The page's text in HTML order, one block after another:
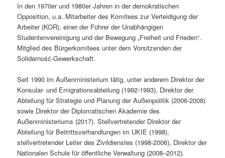
In den 1970er und 1980er Jahren in der demokratischen
Opposition, u.a. Mitarbeiter des Komitees zur Verteidigung der
Arbeiter (KOR), einer der Führer der Unabhängigen
Studentenvereinigung und der Bewegung „Freiheit und Frieden“.
Mitglied des Bürgerkomitees unter dem Vorsitzenden der
Solidarność-Gewerkschaft.
Seit 1990 im Außenministerium tätig, unter anderem Direktor der
Konsular- und Emigrationsabteilung (1992-1993), Direktor der
Abteilung für Strategie und Planung der Außenpolitik (2006-2008)
sowie Direktor der Diplomatischen Akademie des
Außenministeriums (2017). Stellvertretender Direktor der
Abteilung für Beitrittsverhandlungen im UKIE (1998),
stellvertretender Leiter des Zivildienstes (1998-2006), Direktor der
Nationalen Schule für öffentliche Verwaltung (2008–2012).